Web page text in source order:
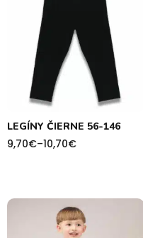
LEGÍNY ČIERNE 56-146
9,70€–10,70€
Price